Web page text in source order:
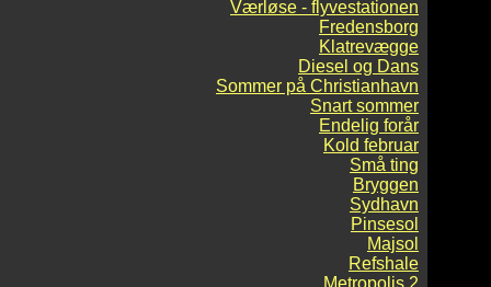
Værløse - flyvestationen
Fredensborg
Klatrevægge
Diesel og Dans
Sommer på Christianhavn
Snart sommer
Endelig forår
Kold februar
Små ting
Bryggen
Sydhavn
Pinsesol
Majsol
Refshale
Metropolis 2